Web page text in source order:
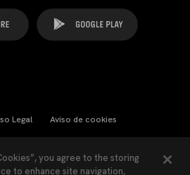
Legal Aviso de cookies
you agree to the storing
to enhance site navigation,